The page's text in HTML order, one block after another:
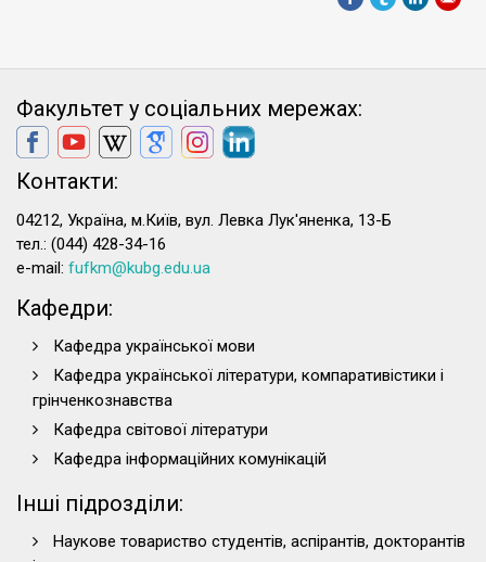
Факультет у соціальних мережах:
Контакти:
04212, Україна, м.Київ, вул. Левка Лук'яненка, 13-Б
тел.: (044) 428-34-16
e-mail: fufkm@kubg.edu.ua
Кафедри:
Кафедра української мови
Кафедра української літератури, компаративістики і
грінченкознавства
Кафедра світової літератури
Кафедра інформаційних комунікацій
Інші підрозділи:
Наукове товариство студентів, аспірантів, докторантів